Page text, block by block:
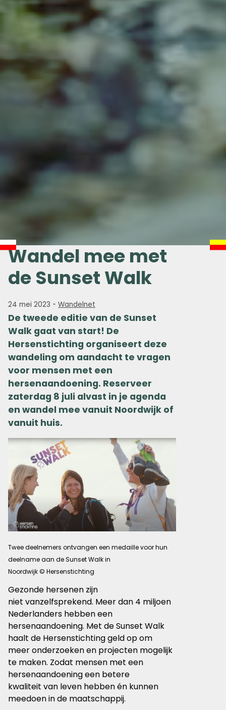
Wandel mee met
de Sunset Walk
24 mei 2023 - Wandelnet
De tweede editie van de Sunset
Walk gaat van start! De
Hersenstichting organiseert deze
wandeling om aandacht te vragen
voor mensen met een
hersenaandoening. Reserveer
zaterdag 8 juli alvast in je agenda
en wandel mee vanuit Noordwijk of
vanuit huis.
Twee deelnemers ontvangen een medaille voor hun
deelname aan de Sunset Walk in
Noordwijk © Hersenstichting
Gezonde hersenen zijn
niet vanzelfsprekend. Meer dan 4 miljoen
Nederlanders hebben een
hersenaandoening. Met de Sunset Walk
haalt de Hersenstichting geld op om
meer onderzoeken en projecten mogelijk
te maken. Zodat mensen met een
hersenaandoening een betere
kwaliteit van leven hebben én kunnen
meedoen in de maatschappij.